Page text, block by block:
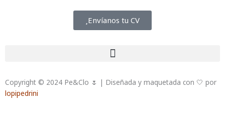
Envíanos tu CV
Copyright © 2024 Pe&Clo 🌷 | Diseñada y maquetada con 🤍 por
lopipedrini